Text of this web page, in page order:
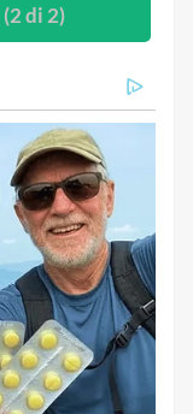
(2 di 2)